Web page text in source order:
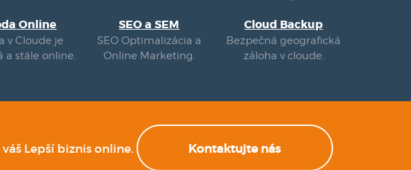
Online
v Cloude je
a stále online.
SEO a SEM
SEO Optimalizácia a
Online Marketing.
Cloud Backup
Bezpečná geografická
záloha v cloude.
Lepší biznis online. Kontaktujte nás